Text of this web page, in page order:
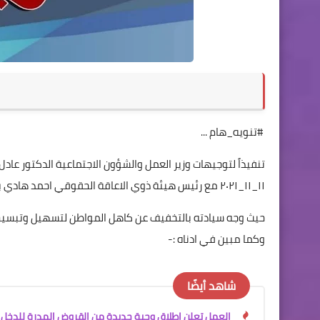
#تنويه_هام ...
تنفيذاً لتوجيهات وزير العمل والشؤون الاجتماعية
١١_١١_٢٠٢١ مع رئيس هيئة ذوي الاعاقة الحقوقي احمد هادي بنيه ونائبيه والمديرين العامون لدوائر الهيئة .
حيث وجه سيادته بالتخفيف عن كاهل المواطن لتسهيل
وكما مبين في ادناه :-
شاهد أيضًا